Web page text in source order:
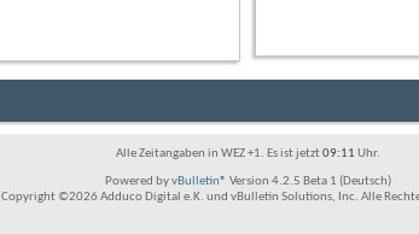
Alle Zeitangaben in WEZ +1. Es ist jetzt09:11 Uhr.
Powered byvBulletin® Version 4.2.5 Beta 1 (Deutsch)
Copyright ©2026 Adduco Digital e.K. und vBulletin Solutions, Inc. Alle